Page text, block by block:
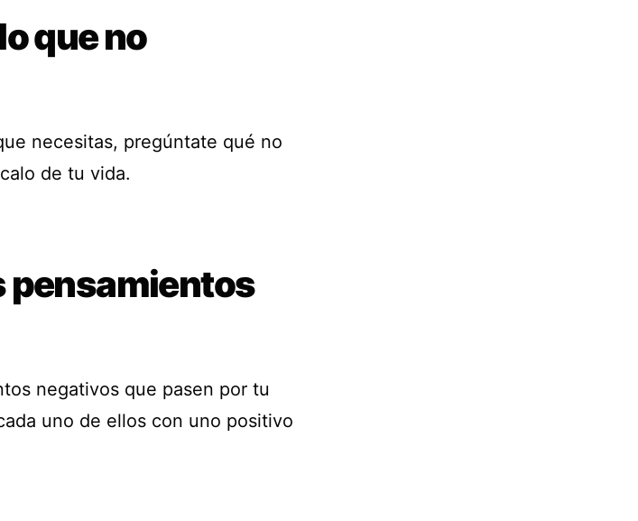
que no
necesitas, pregúntate qué no
de tu vida.
pensamientos
negativos que pasen por tu
uno de ellos con uno positivo